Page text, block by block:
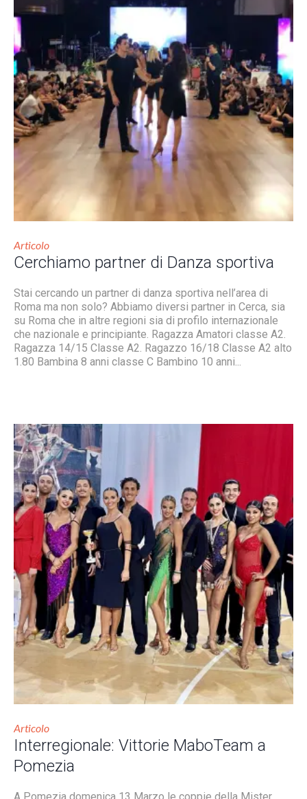
Articolo
Cerchiamo partner di Danza sportiva
Stai cercando un partner di danza sportiva nell’area di
Roma ma non solo? Abbiamo diversi partner in Cerca, sia
su Roma che in altre regioni sia di profilo internazionale
che nazionale e principiante. Ragazza Amatori classe A2.
Ragazza 14/15 Classe A2. Ragazzo 16/18 Classe A2 alto
1.80 Bambina 8 anni classe C Bambino 10 anni...
Articolo
Interregionale: Vittorie MaboTeam a
Pomezia